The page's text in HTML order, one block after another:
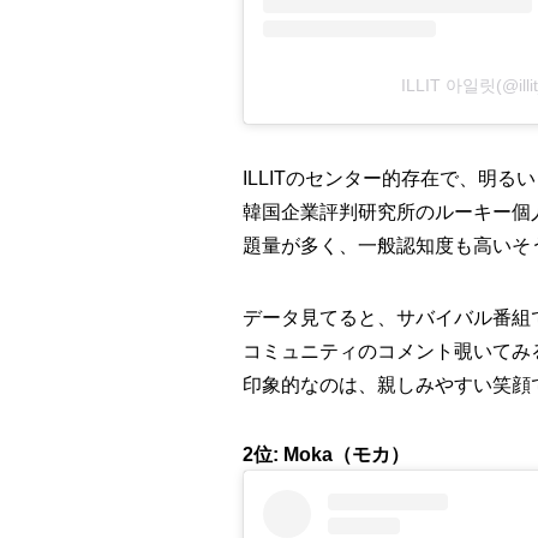
ILLIT 아일릿
ILLITのセンター的存在で、明る
韓国企業評判研究所のルーキー
題量が多く、一般認知度も高いそ
データ見てると、サバイバル番組
コミュニティのコメント覗いて
印象的なのは、親しみやすい笑顔
2位: Moka（モカ）